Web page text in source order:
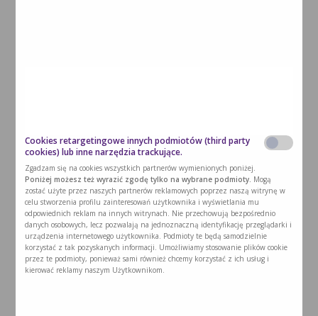
Cookies retargetingowe innych podmiotów (third party
cookies) lub inne narzędzia trackujące.
Zgadzam się na cookies wszystkich partnerów wymienionych poniżej.
Poniżej możesz też wyrazić zgodę tylko na wybrane podmioty. Mogą
zostać użyte przez naszych partnerów reklamowych poprzez naszą witrynę w
celu stworzenia profilu zainteresowań użytkownika i wyświetlania mu
odpowiednich reklam na innych witrynach. Nie przechowują bezpośrednio
danych osobowych, lecz pozwalają na jednoznaczną identyfikację przeglądarki i
urządzenia internetowego użytkownika. Podmioty te będą samodzielnie
korzystać z tak pozyskanych informacji. Umożliwiamy stosowanie plików cookie
przez te podmioty, ponieważ sami również chcemy korzystać z ich usług i
kierować reklamy naszym Użytkownikom.